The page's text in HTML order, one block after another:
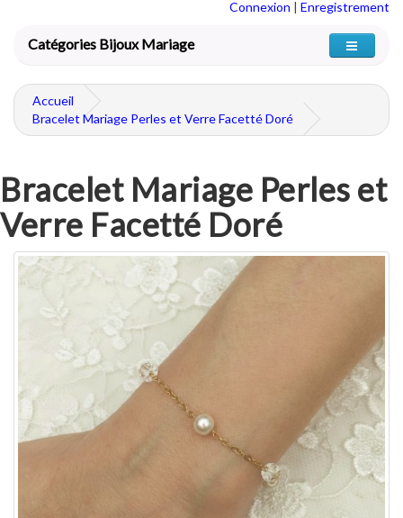
Connexion | Enregistrement
Catégories Bijoux Mariage
Accueil
Bracelet Mariage Perles et Verre Facetté Doré
Bracelet Mariage Perles et
Verre Facetté Doré